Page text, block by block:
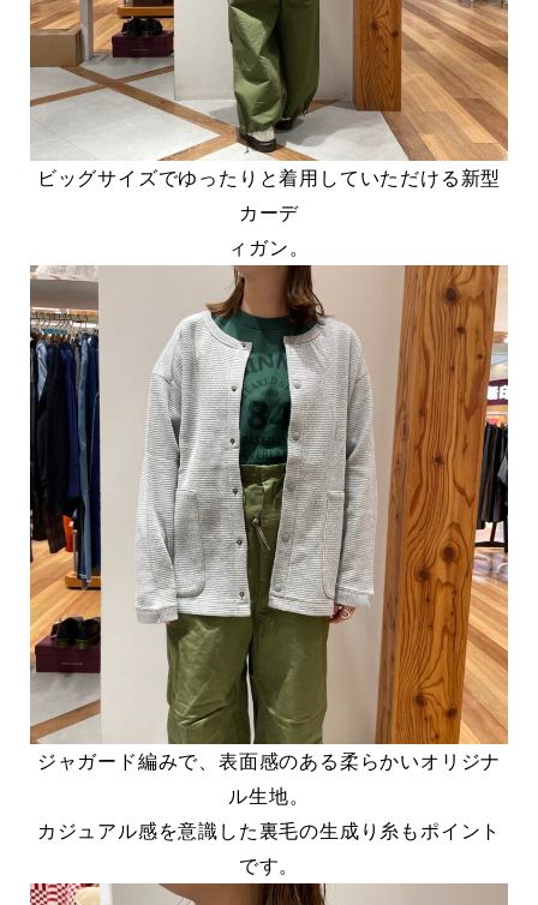
ビッグサイズでゆったりと着用していただける新型
カーデ
ィガン。
ジャガード編みで、表面感のある柔らかいオリジナ
ル生地。
カジュアル感を意識した裏毛の生成り糸もポイント
です。